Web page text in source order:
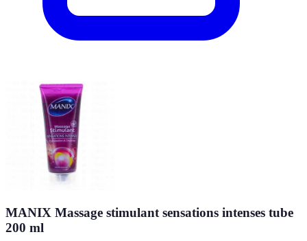
MANIX Massage stimulant sensations intenses tube
200 ml